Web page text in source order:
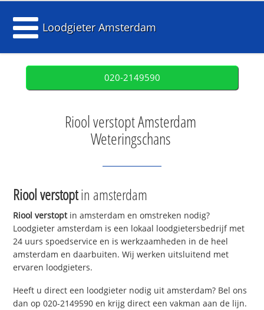
Loodgieter Amsterdam
020-2149590
Riool verstopt Amsterdam
Weteringschans
Riool verstoptin amsterdam
Riool verstoptin amsterdam en omstreken nodig?
Loodgieter amsterdam is een lokaal loodgietersbedrijf met
24 uurs spoedservice en is werkzaamheden in de heel
amsterdam en daarbuiten. Wij werken uitsluitend met
ervaren loodgieters.
Heeft u direct een loodgieter nodig uit amsterdam? Bel ons
dan op 020-2149590 en krijg direct een vakman aan de lijn.